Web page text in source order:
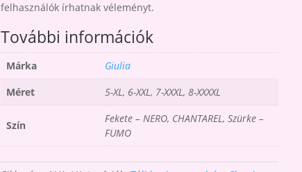
felhasználók írhatnak véleményt.
További információk
Márka
Giulia
Méret
5-XL, 6-XXL, 7-XXXL, 8-XXXXL
Szín
Fekete – NERO, CHANTAREL, Szürke –
FUMO